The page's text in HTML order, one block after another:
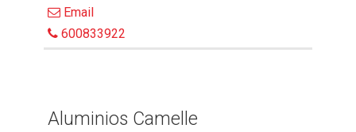
Email
600833922
Aluminios Camelle